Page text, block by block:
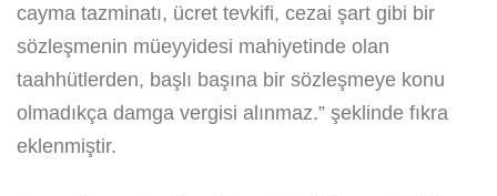
cayma tazminatı, ücret tevkifi, cezai şart gibi bir
sözleşmenin müeyyidesi mahiyetinde olan
taahhütlerden, başlı başına bir sözleşmeye konu
olmadıkça damga vergisi alınmaz.” şeklinde fıkra
eklenmiştir.